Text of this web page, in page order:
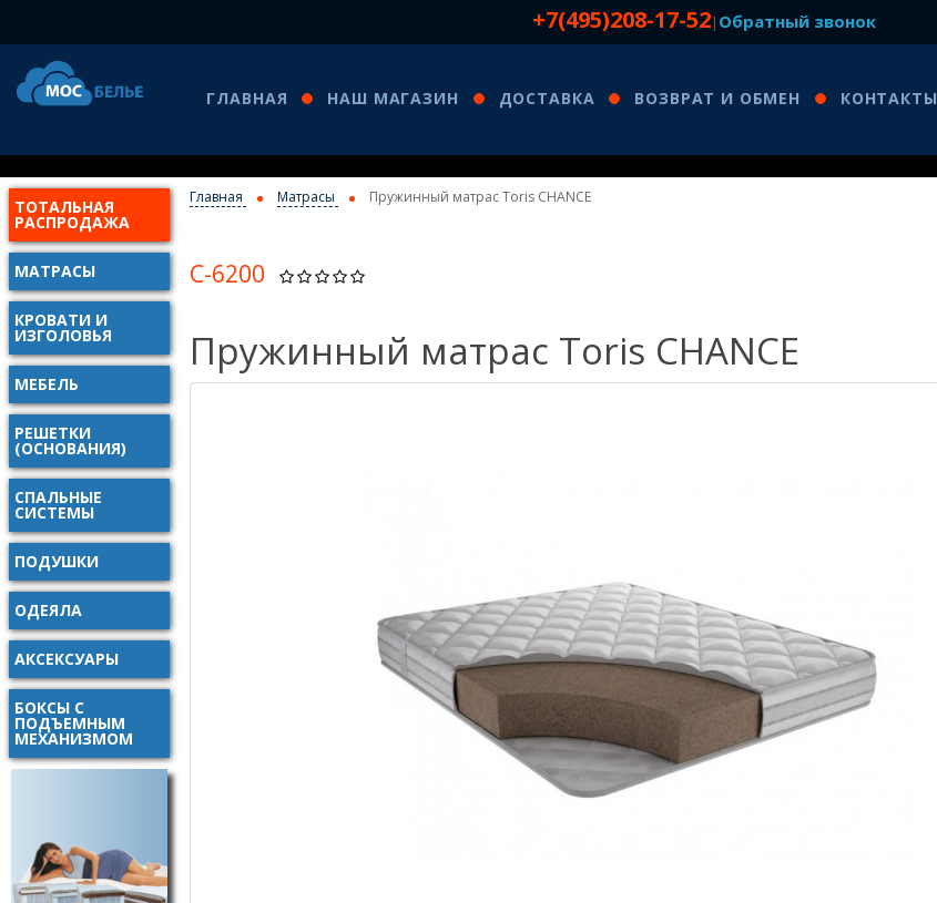
+7(495)208-17-52| Обратный звонок
ТОТАЛЬНАЯ
РАСПРОДАЖА
МАТРАСЫ
КРОВАТИ И
ИЗГОЛОВЬЯ
МЕБЕЛЬ
РЕШЕТКИ
(ОСНОВАНИЯ)
СПАЛЬНЫЕ
СИСТЕМЫ
ПОДУШКИ
ОДЕЯЛА
АКСЕКСУАРЫ
БОКСЫ С
ПОДЪЕМНЫМ
МЕХАНИЗМОМ
ГЛАВНАЯ НАШ МАГАЗИН ДОСТАВКА ВОЗВРАТ И ОБМЕН КОНТАКТЫ
Главная Матрасы Пружинный матрас Toris CHANCE
С-6200
Пружинный матрас Toris CHANCE